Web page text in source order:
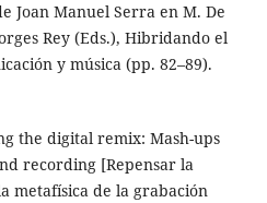
Joan Manuel Serra en M. De
Rey (Eds.), Hibridando el
y música (pp. 82–89).
the digital remix: Mash-ups
recording [Repensar la
metafísica de la grabación